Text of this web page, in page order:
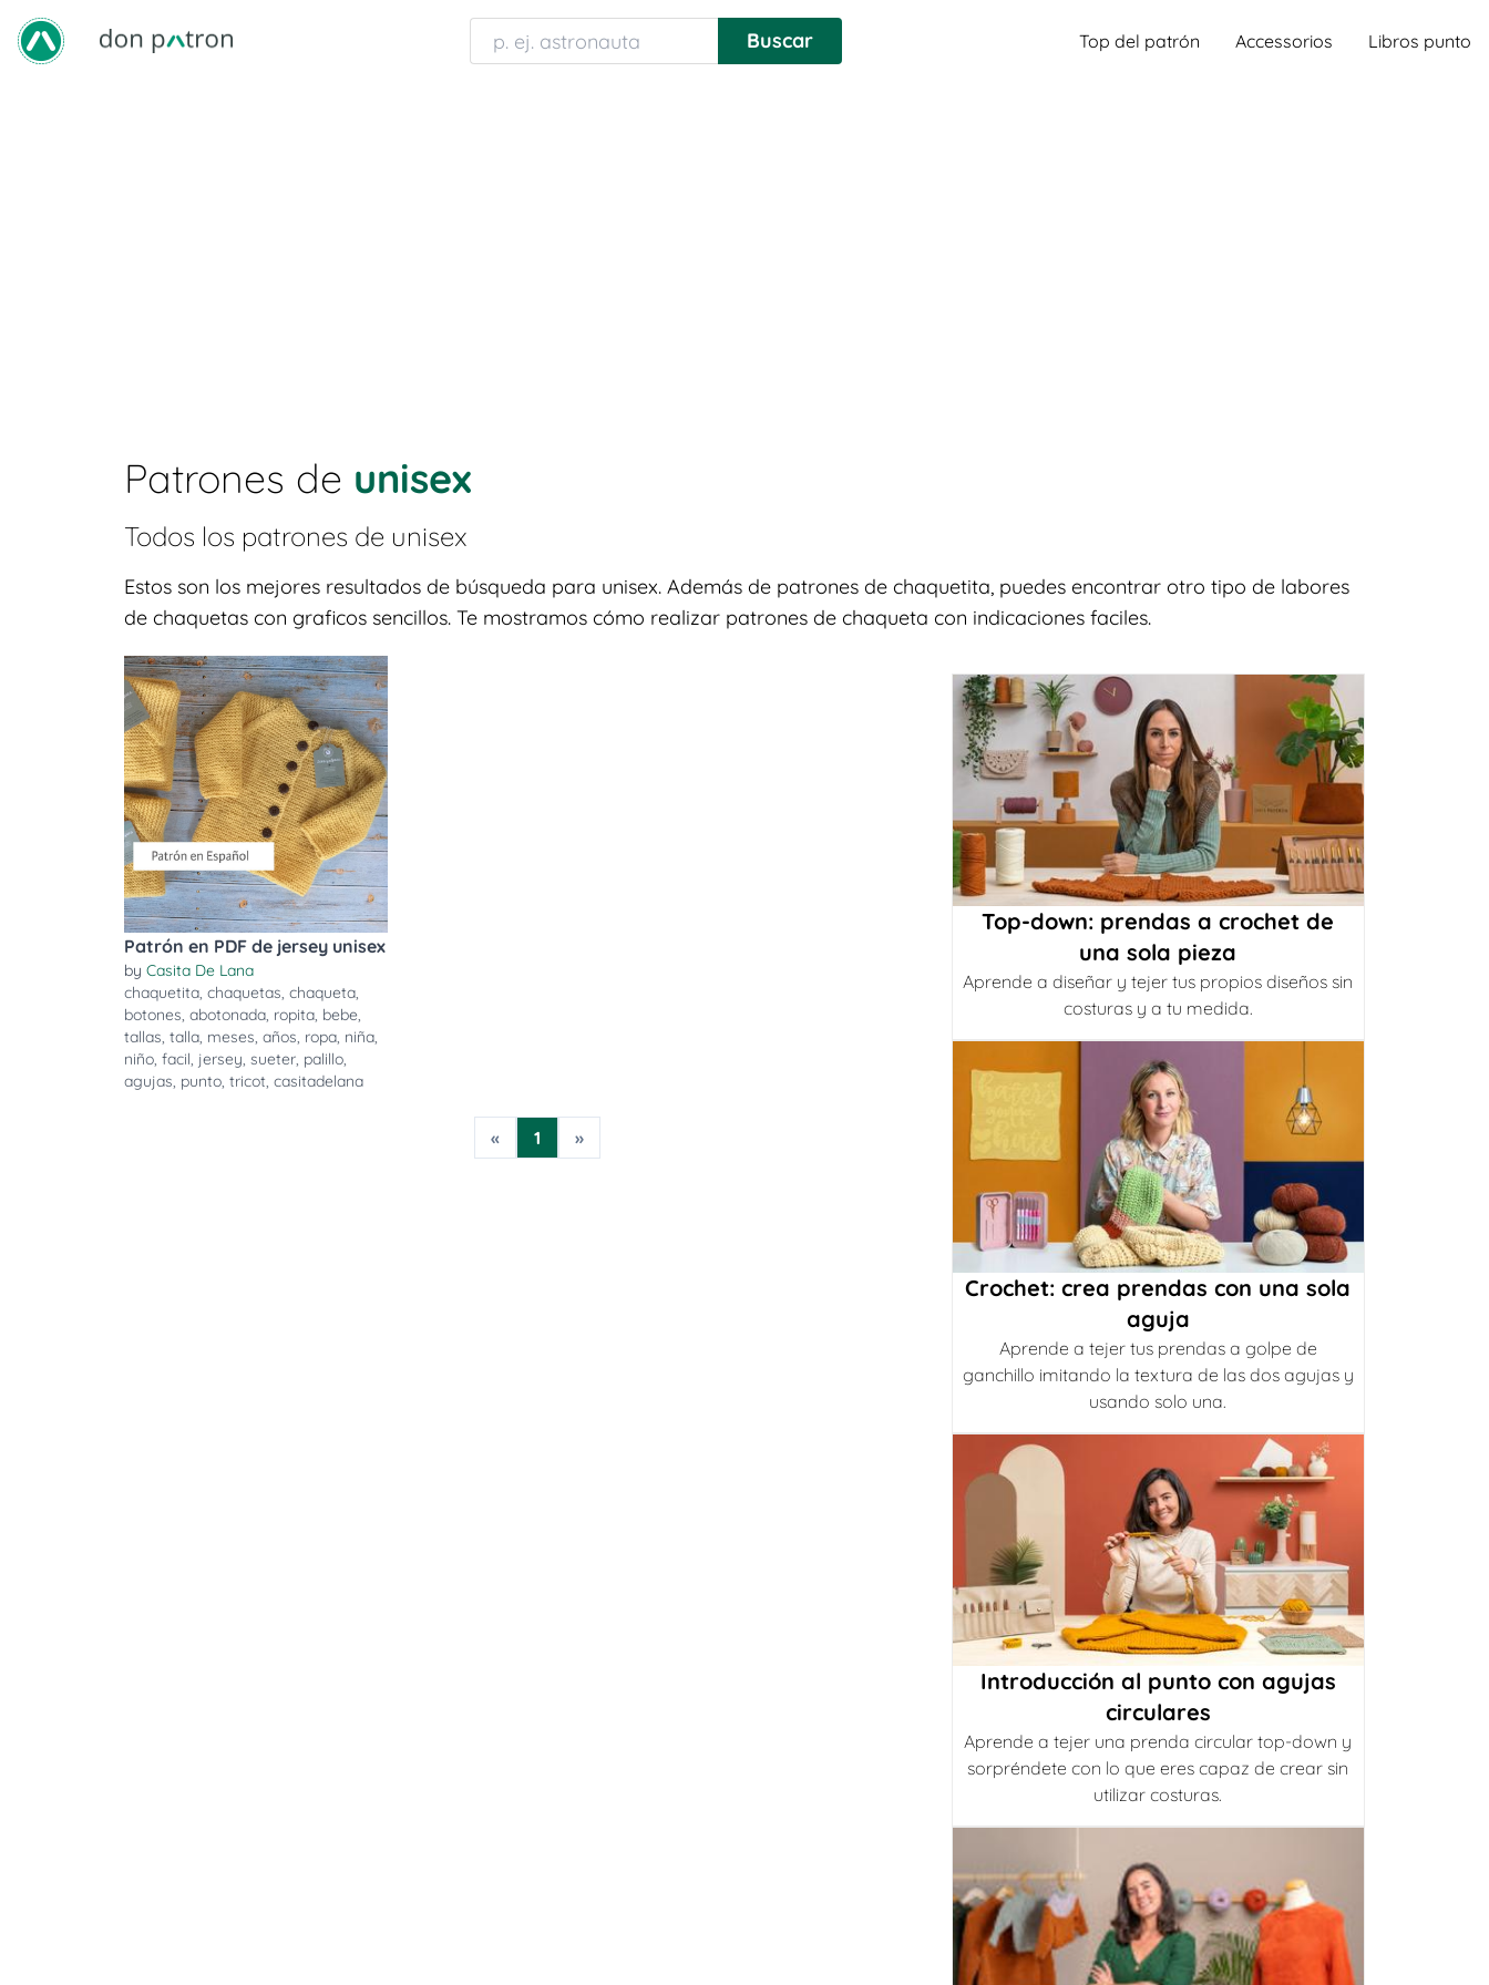
Top del patrón Accessorios Libros punto
Patrones de unisex
Todos los patrones de unisex
Estos son los mejores resultados de búsqueda para unisex. Además de patrones de chaquetita, puedes encontrar otro tipo de labores
de chaquetas con graficos sencillos. Te mostramos cómo realizar patrones de chaqueta con indicaciones faciles.
Patrón en PDF de jersey unisex
by Casita De Lana
chaquetita, chaquetas, chaqueta,
botones, abotonada, ropita, bebe,
tallas, talla, meses, años, ropa, niña,
niño, facil, jersey, sueter, palillo,
agujas, punto, tricot, casitadelana
« 1 »
Top-down: prendas a crochet de
una sola pieza
Aprende a diseñar y tejer tus propios diseños sin
costuras y a tu medida.
Crochet: crea prendas con una sola
aguja
Aprende a tejer tus prendas a golpe de
ganchillo imitando la textura de las dos agujas y
usando solo una.
Introducción al punto con agujas
circulares
Aprende a tejer una prenda circular top-down y
sorpréndete con lo que eres capaz de crear sin
utilizar costuras.